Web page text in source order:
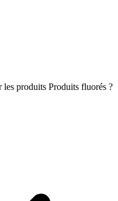
produits Produits fluorés ?